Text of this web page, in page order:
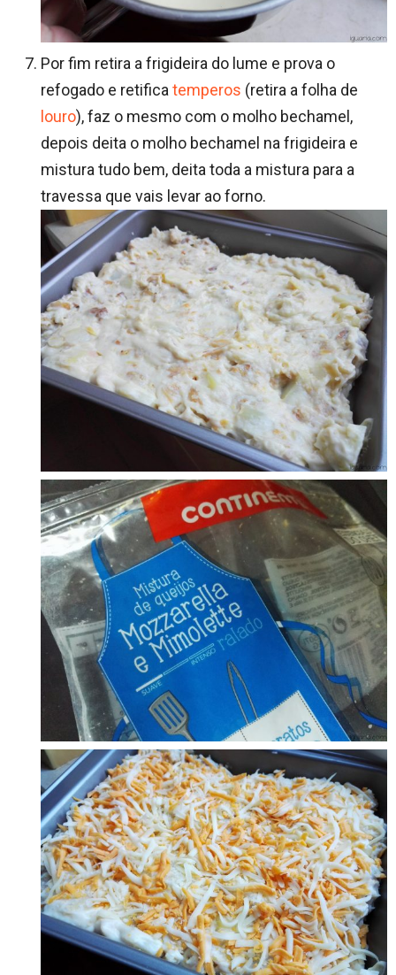
Por fim retira a frigideira do lume e prova o
refogado e retificatemperos (retira a folha de
louro), faz o mesmo com o molho bechamel,
depois deita o molho bechamel na frigideira e
mistura tudo bem, deita toda a mistura para a
travessa que vais levar ao forno.